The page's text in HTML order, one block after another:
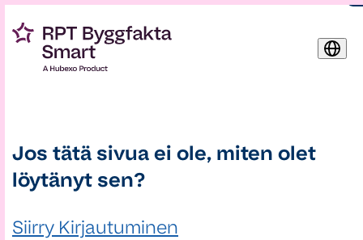
Jos tätä sivua ei ole, miten olet
löytänyt sen?
Siirry Kirjautuminen